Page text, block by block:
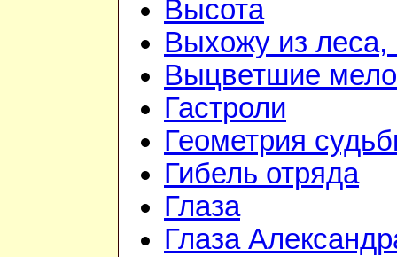
Высота
Выхожу из леса,
Выцветшие
Гастроли
Геометрия
Гибель отряда
Глаза
Глаза